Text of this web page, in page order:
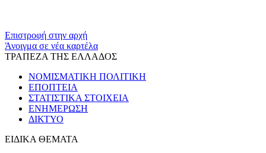
Επιστροφή στην αρχή
Άνοιγμα σε νέα καρτέλα
ΤΡΑΠΕΖΑ ΤΗΣ ΕΛΛΑΔΟΣ
ΝΟΜΙΣΜΑΤΙΚΗ ΠΟΛΙΤΙΚΗ
ΕΠΟΠΤΕΙΑ
ΣΤΑΤΙΣΤΙΚΑ ΣΤΟΙΧΕΙΑ
ΕΝΗΜΕΡΩΣΗ
ΔΙΚΤΥΟ
ΕΙΔΙΚΑ ΘΕΜΑΤΑ